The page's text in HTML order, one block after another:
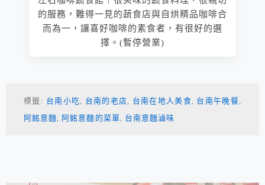
的服務，難得一見的蔬食店與自烘精品咖啡合
而為一，讓喜好咖啡的素食者，有很好的選
擇。(暫停營業)
標籤: 台南小吃, 台南的老店, 台南在地人美食, 台南午晚餐,
阿銘意麵, 阿銘意麵的菜單, 台南意麵滷味